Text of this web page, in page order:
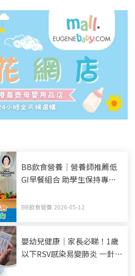
BB飲食營養｜營養師推薦低
GI早餐組合 助學生保持專注
BB飲食營養 2026-05-12
嬰幼兒健康｜家長必睇！1歲
以下RSV感染易變肺炎 一針長